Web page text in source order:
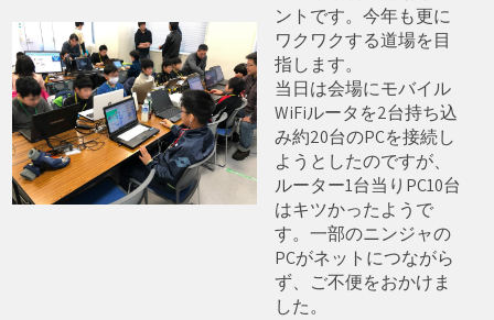
ントです。今年も更に
ワクワクする道場を目
指します。
当日は会場にモバイル
WiFiルータを2台持ち込
み約20台のPCを接続し
ようとしたのですが、
ルーター1台当りPC10台
はキツかったようで
す。一部のニンジャの
PCがネットにつながら
ず、ご不便をおかけま
した。